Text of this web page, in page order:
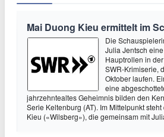
Mai Duong Kieu ermittelt im
Die
Julia Jentsch
Hauptrollen in
SWR-Krimiserie,
Oktober laufen.
eine
jahrzehntealtes Geheimnis bilden den
Serie Keltenburg (AT). Im Mittelpunkt
Kieu («Wilsberg»), die gemeinsam mit